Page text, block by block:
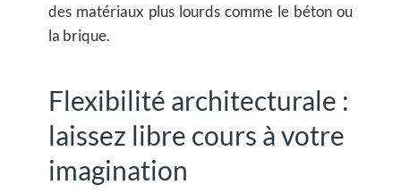
des matériaux plus lourds comme le béton ou
la brique.
Flexibilité architecturale :
laissez libre cours à votre
imagination